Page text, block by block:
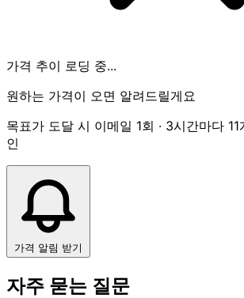
가격 추이 로딩 중...
원하는 가격이 오면 알려드릴게요
목표가 도달 시 이메일 1회 · 3시간마다
인
가격 알림 받기
자주 묻는 질문